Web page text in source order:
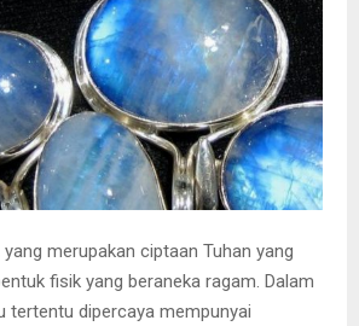
merupakan ciptaan Tuhan yang
fisik yang beraneka ragam. Dalam
tertentu dipercaya mempunyai